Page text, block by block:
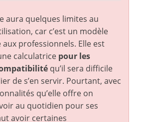
aura quelques limites au
car c’est un modèle
professionnels. Elle est
calculatrice pour les
qu’il sera difficile
de s’en servir. Pourtant, avec
qu’elle offre on
au quotidien pour ses
avoir certaines